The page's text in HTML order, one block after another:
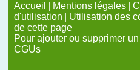
Accueil | Mentions légales |
d'utilisation | Utilisation des
de cette page
Pour ajouter ou supprimer
CGUs